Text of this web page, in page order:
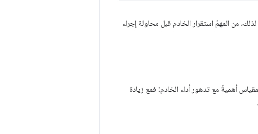
من المهمّ استقرار الخادم قبل محاولة إجراء
أهميةً مع تدهور أداء الخادم: فمع زيادة